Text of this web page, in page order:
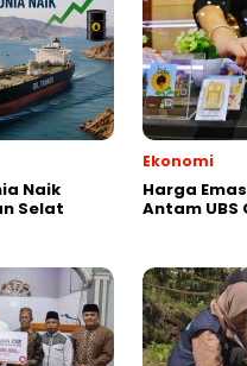
Naik
Selat
Ekonomi
Harga
Antam UBS